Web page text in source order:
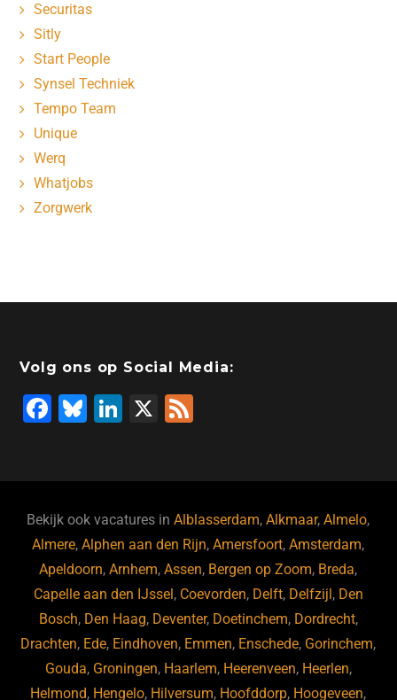
Securitas
Sitly
Start People
Synsel Techniek
Tempo Team
Unique
Werq
Whatjobs
Zorgwerk
Volg ons op Social Media:
F
b
o
o
k
Bl
ky
Li
dI
n
X
Bekijk ook vacatures inAlblasserdam,Alkmaar,Almelo,
Almere,Alphen aan den Rijn,Amersfoort,Amsterdam,
Apeldoorn,Arnhem,Assen, Bergen op Zoom, Breda,
Capelle aan den IJssel, Coevorden, Delft, Delfzijl, Den
Bosch, Den Haag, Deventer, Doetinchem, Dordrecht,
Drachten, Ede, Eindhoven, Emmen, Enschede, Gorinchem,
Gouda, Groningen, Haarlem, Heerenveen, Heerlen,
Helmond, Hengelo, Hilversum, Hoofddorp, Hoogeveen,